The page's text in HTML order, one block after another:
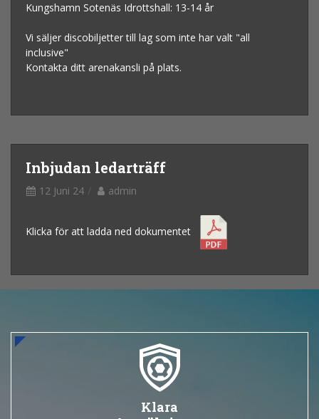
Kungshamn Sotenäs Idrottshall: 13-14 år
Vi säljer discobiljetter till lag som inte har valt "all
inclusive"
Kontakta ditt arenakansli på plats.
Inbjudan ledarträff
12 Juni 24 admin
Klicka för att ladda ned dokumentet
Klara